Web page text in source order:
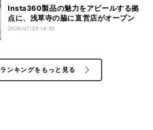
Insta360製品の魅力をアピールする拠
点に、浅草寺の脇に直営店がオープン
2026/07/29 16:30
ランキングをもっと見る